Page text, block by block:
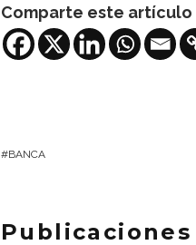
Comparte este artículo
BANCA